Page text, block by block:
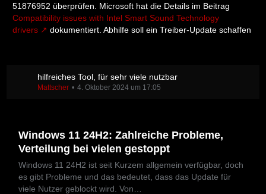
51876952 überprüfen. Microsoft hat die Details im Beitrag
Compatibility issues with Intel Smart Sound Technology
drivers
dokumentiert. Abhilfe soll ein Treiber-Update schaffen
hilfreiches Tool, für sehr viele nutzbar
Mattscher 4. Oktober 2024 um 17:05
Windows 11 24H2: Zahlreiche Probleme,
Verteilung bei vielen gestoppt
Windows 11 24H2 ist seit Kurzem allgemein verfügbar, doch
es gibt Probleme und das bedeutet, dass das Update für
viele Nutzer geblockt wird. Von…